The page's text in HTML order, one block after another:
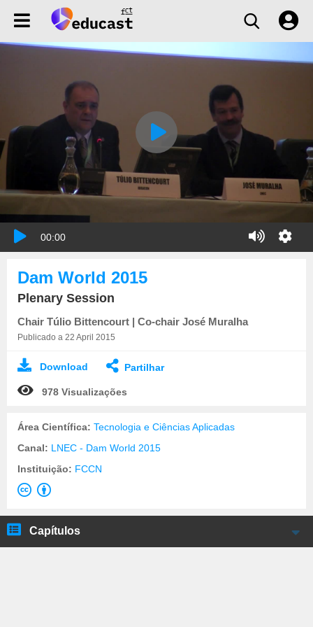
00:00
Dam World 2015
Plenary Session
Chair Túlio Bittencourt | Co-chair José Muralha
Publicado a 22 April 2015
Download Partilhar
978 Visualizações
Área Científica: Tecnologia e Ciências Aplicadas
Canal: LNEC - Dam World 2015
Instituição: FCCN
Capítulos